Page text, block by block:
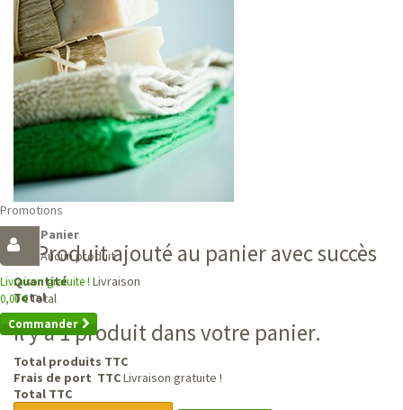
Promotions
Panier
Aucun produit
Livraison gratuite ! Livraison
0,00 €Total
Commander
Produit ajouté au panier avec succès
Quantité
Total
Il y a 1 produit dans votre panier.
Total produits TTC
Frais de port TTCLivraison gratuite !
Total TTC